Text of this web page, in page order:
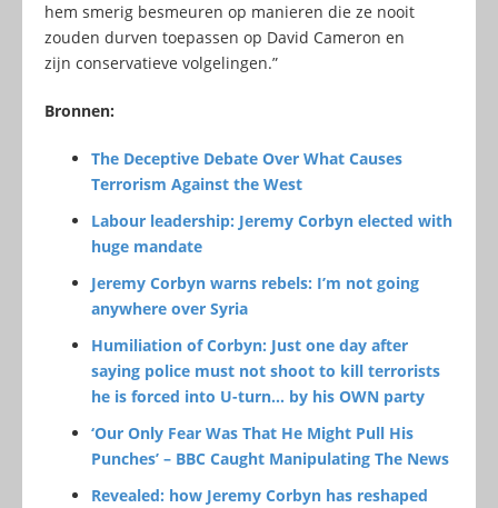
hem smerig besmeuren op manieren die ze nooit
zouden durven toepassen op David Cameron en
zijn conservatieve volgelingen.”
Bronnen:
The Deceptive Debate Over What Causes
Terrorism Against the West
Labour leadership: Jeremy Corbyn elected with
huge mandate
Jeremy Corbyn warns rebels: I’m not going
anywhere over Syria
Humiliation of Corbyn: Just one day after
saying police must not shoot to kill terrorists
he is forced into U-turn… by his OWN party
‘Our Only Fear Was That He Might Pull His
Punches’ – BBC Caught Manipulating The News
Revealed: how Jeremy Corbyn has reshaped